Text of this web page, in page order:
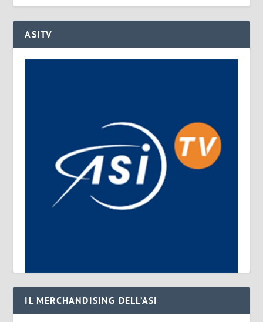
ASITV
IL MERCHANDISING DELL’ASI